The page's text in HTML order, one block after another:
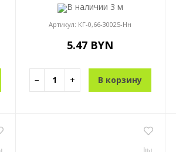
В наличии 3 м
Артикул: КГ-0,66-30025-Нн
5.47 BYN
− + В корзину